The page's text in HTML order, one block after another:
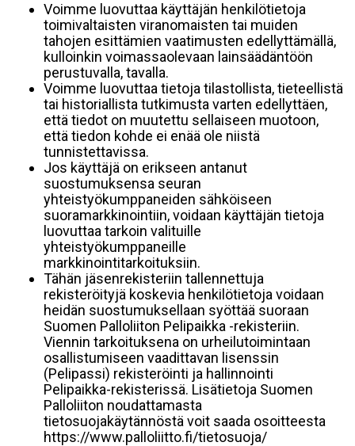
Voimme luovuttaa käyttäjän henkilötietoja
toimivaltaisten viranomaisten tai muiden
tahojen esittämien vaatimusten edellyttämällä,
kulloinkin voimassaolevaan lainsäädäntöön
perustuvalla, tavalla.
Voimme luovuttaa tietoja tilastollista, tieteellistä
tai historiallista tutkimusta varten edellyttäen,
että tiedot on muutettu sellaiseen muotoon,
että tiedon kohde ei enää ole niistä
tunnistettavissa.
Jos käyttäjä on erikseen antanut
suostumuksensa seuran
yhteistyökumppaneiden sähköiseen
suoramarkkinointiin, voidaan käyttäjän tietoja
luovuttaa tarkoin valituille
yhteistyökumppaneille
markkinointitarkoituksiin.
Tähän jäsenrekisteriin tallennettuja
rekisteröityjä koskevia henkilötietoja voidaan
heidän suostumuksellaan syöttää suoraan
Suomen Palloliiton Pelipaikka -rekisteriin.
Viennin tarkoituksena on urheilutoimintaan
osallistumiseen vaadittavan lisenssin
(Pelipassi) rekisteröinti ja hallinnointi
Pelipaikka-rekisterissä. Lisätietoja Suomen
Palloliiton noudattamasta
tietosuojakäytännöstä voit saada osoitteesta
https://www.palloliitto.fi/tietosuoja/